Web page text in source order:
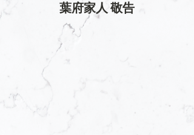
葉府家人 敬告